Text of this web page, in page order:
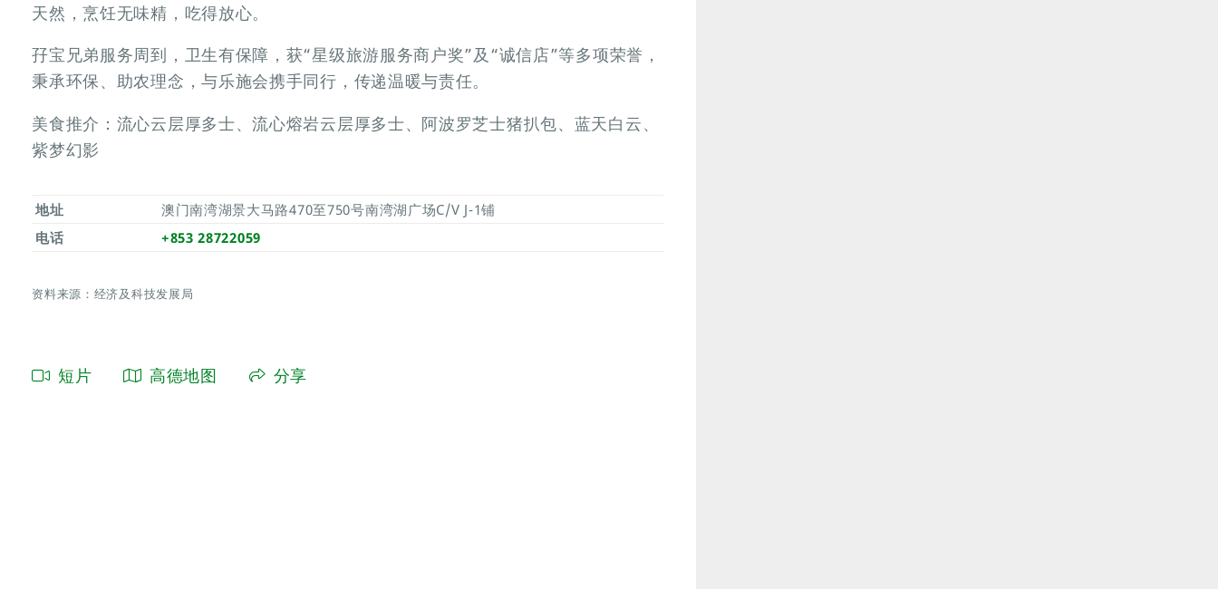
天然，烹饪无味精，吃得放心。
孖宝兄弟服务周到，卫生有保障，获“星级旅游服务商户奖”及“诚信店”等多项荣誉，
秉承环保、助农理念，与乐施会携手同行，传递温暖与责任。
美食推介：流心云层厚多士、流心熔岩云层厚多士、阿波罗芝士猪扒包、蓝天白云、
紫梦幻影
地址
澳门南湾湖景大马路470至750号南湾湖广场C/V J-1铺
电话
+853 28722059
资料来源：经济及科技发展局
短片 高德地图 分享